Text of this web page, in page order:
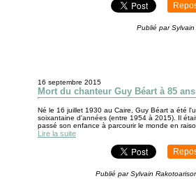
Publié par
16 septembre 2015
Mort du chanteur Guy Béart à 85
Né le 16 juillet 1930 au Caire, Guy Béart a été
soixantaine d'années (entre 1954 à 2015). Il
passé son enfance à parcourir le monde en
Lire la suite
Publié par Sylvain